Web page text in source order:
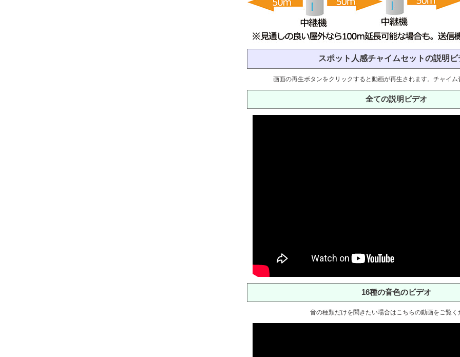
スポット人感チャイムセットの説明ビ
画面の再生ボタンをクリックすると動画が再生されます。チャイ
全ての説明ビデオ
16種の音色のビデオ
音の種類だけを聞きたい場合はこちらの動画をご覧く